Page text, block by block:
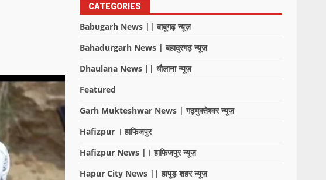
CATEGORIES
Babugarh News || बाबूगढ़ न्यूज़
Bahadurgarh News | बहादुरगढ़ न्यूज़
Dhaulana News || धौलाना न्यूज़
Featured
Garh Mukteshwar News | गढ़मुक्तेश्वर न्यूज़
Hafizpur । हाफिजपुर
Hafizpur News |। हाफिजपुर न्यूज़
Hapur City News || हापुड़ शहर न्यूज़